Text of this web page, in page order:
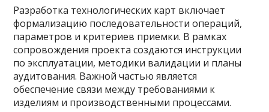
Разработка технологических карт включает
формализацию последовательности операций,
параметров и критериев приемки. В рамках
сопровождения проекта создаются инструкции
по эксплуатации, методики валидации и планы
аудитования. Важной частью является
обеспечение связи между требованиями к
изделиям и производственными процессами.